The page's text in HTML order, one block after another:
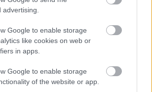
Google to enable storage
like cookies on web or
in apps.
Google to enable storage
of the website or app.
is szolgálhat.